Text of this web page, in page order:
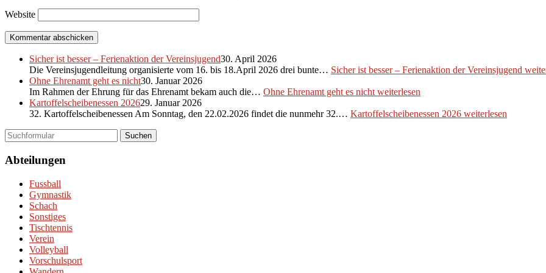
Website
Sicher ist besser – Ferienaktion der Vereinsjugend30. April 2026
Die Vereinsjugendleitung organisierte vom 16. bis 18.April 2026 drei bunte… Sicher ist besser – Ferienaktion der Vereinsjugend
Ohne Ehrenamt geht es nicht30. Januar 2026
Im Rahmen der Ehrung für das Ehrenamt bekam auch die… Ohne Ehrenamt geht es nicht weiterlesen
Kartoffelscheibenessen 202629. Januar 2026
32. Kartoffelscheibenessen Am Sonntag, den 22.02.2026 findet die nunmehr 32.… Kartoffelscheibenessen 2026 weiterlesen
Suchen
Abteilungen
Fussball
Gymnastik
Schach
Sonstiges
Tischtennis
Verein
Volleyball
Vorschulsport